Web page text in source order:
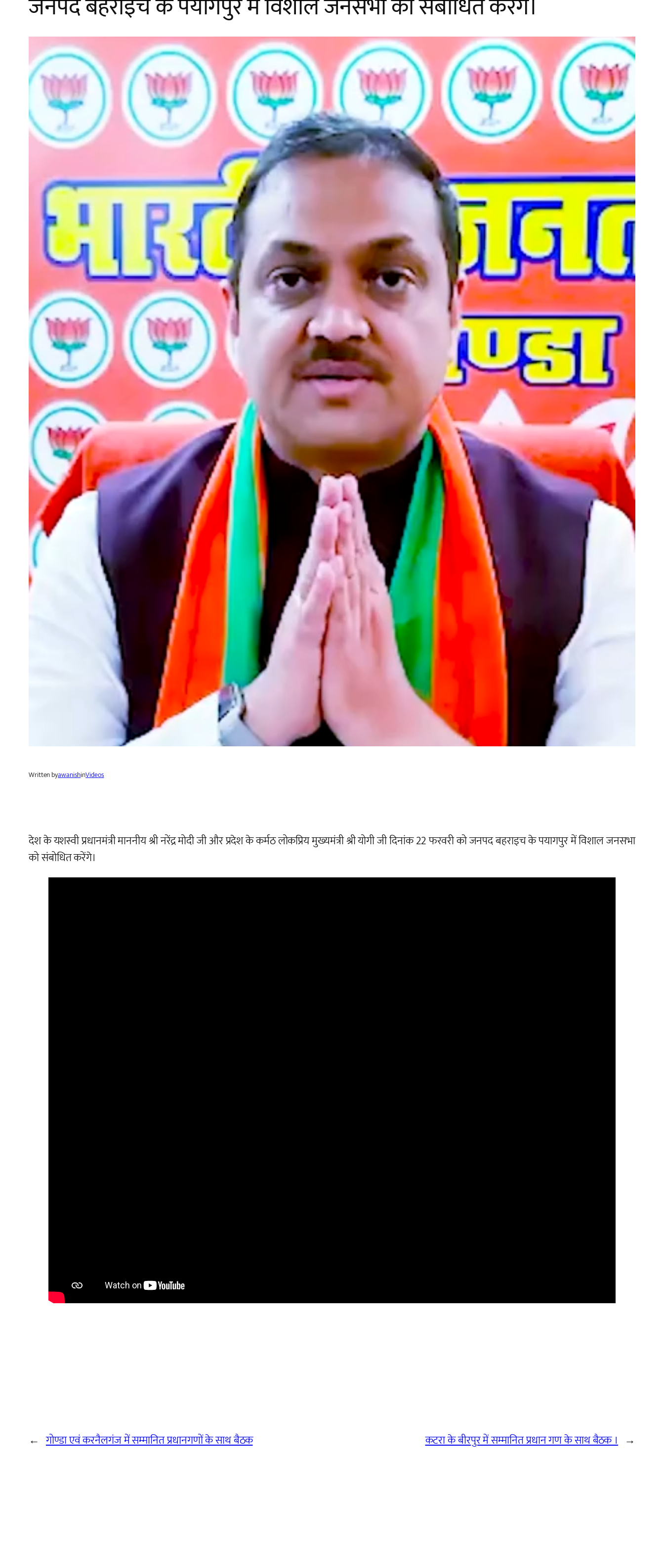
Written byawanishinVideos
देश के यशस्वी प्रधानमंत्री माननीय श्री नरेंद्र मोदी जी और प्रदेश के कर्मठ लोकप्रिय मुख्यमंत्री श्री योगी जी दिनांक 22 फरवरी को जनपद बहराइच के पयागपुर में विशाल जनसभा
को संबोधित करेंगे।
← गोण्डा एवं करनैलगंज में सम्मानित प्रधानगणों के साथ बैठक कटरा के बीरपुर में सम्मानित प्रधान गण के साथ बैठक । →